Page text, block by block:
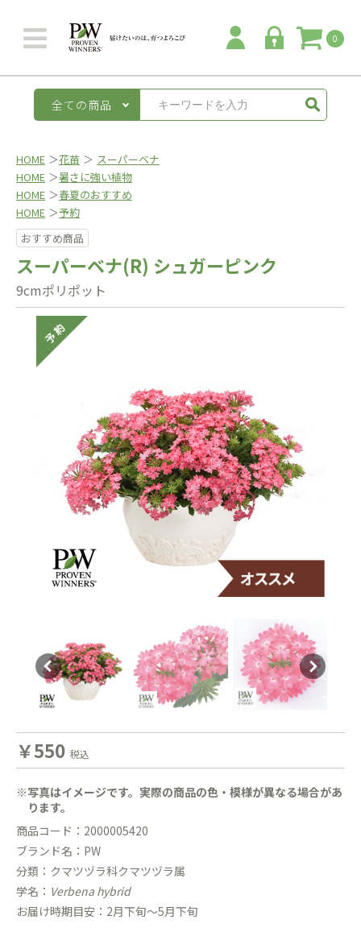
0
全ての商品
HOME ＞花苗 ＞ スーパーベナ
HOME ＞暑さに強い植物
HOME ＞春夏のおすすめ
HOME ＞予約
おすすめ商品
スーパーベナ(R) シュガーピンク
9cmポリポット
￥550 税込
※写真はイメージです。実際の商品の色・模様が異なる場合があ
ります。
商品コード：2000005420
ブランド名：PW
分類：クマツヅラ科クマツヅラ属
学名： Verbena hybrid
お届け時期目安：2月下旬〜5月下旬